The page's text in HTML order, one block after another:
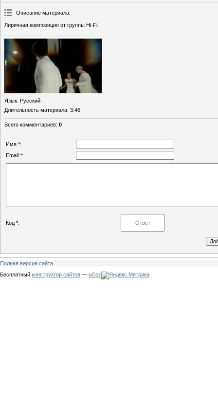
Описание материала:
Лиричная композиция от группы Hi-Fi.
Язык: Русский
Длительность материала: 3:46
Всего комментариев: 0
Имя *:
Email *:
Код *:
Полная версия сайта
Бесплатный конструктор сайтов — uCoz